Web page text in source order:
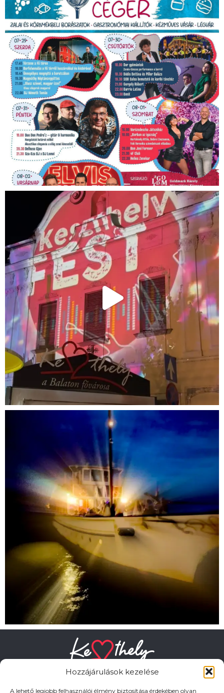
Hozzájárulások kezelése
A lehető legjobb felhasználói élmény biztosítása érdekében olyan